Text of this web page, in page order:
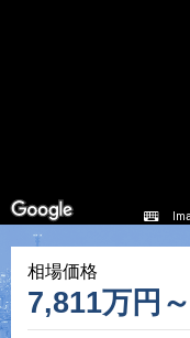
相場価格
7,811万円